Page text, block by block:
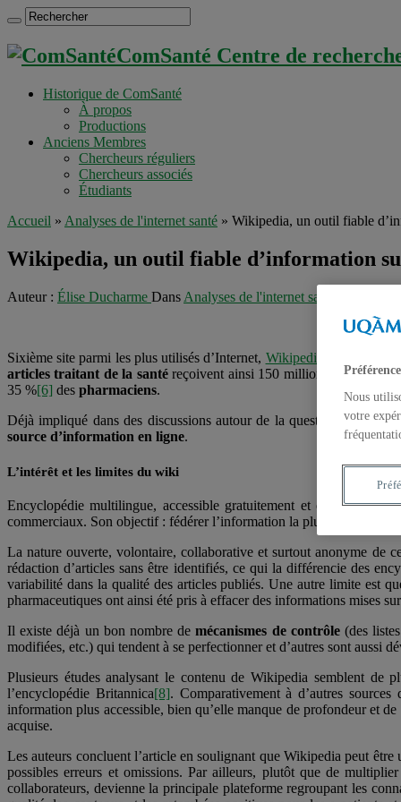
ComSanté Centre de
Historique de ComSanté
À propos
Productions
Anciens Membres
Chercheurs réguliers
Chercheurs associés
Étudiants
Accueil » Analyses de l'internet santé » Wikipedia, un outil fiable
Wikipedia, un outil fiable d’information
Auteur : Élise Ducharme Dans Analyses de l'internet santé
Sixième site parmi les plus utilisés d’Internet, Wikipedia
articles traitant de la santéreçoivent ainsi 150 millions de visites
35 %[6] des pharmaciens.
Déjà impliqué dans des discussions autour de la question des
source d’information en ligne.
L’intérêt et les limites du wiki
Encyclopédie multilingue, accessible gratuitement et écrite de
commerciaux. Son objectif : fédérer l’information la plus récente,
La nature ouverte, volontaire, collaborative et surtout anonyme de
rédaction d’articles sans être identifiés, ce qui la différencie des
variabilité dans la qualité des articles publiés. Une autre limite est
pharmaceutiques ont ainsi été pris à effacer des informations mises
Il existe déjà un bon nombre demécanismes de contrôle(des listes
modifiées, etc.) qui tendent à se perfectionner et d’autres sont aussi
Plusieurs études analysant le contenu de Wikipedia semblent de
l’encyclopédie Britannica[8]. Comparativement à d’autres
information plus accessible, bien qu’elle manque de profondeur et
acquise.
Les auteurs concluent l’article en soulignant que Wikipedia peut
possibles erreurs et omissions. Par ailleurs, plutôt que de
collaborateurs, devienne la principale plateforme regroupant les
Nous
votre